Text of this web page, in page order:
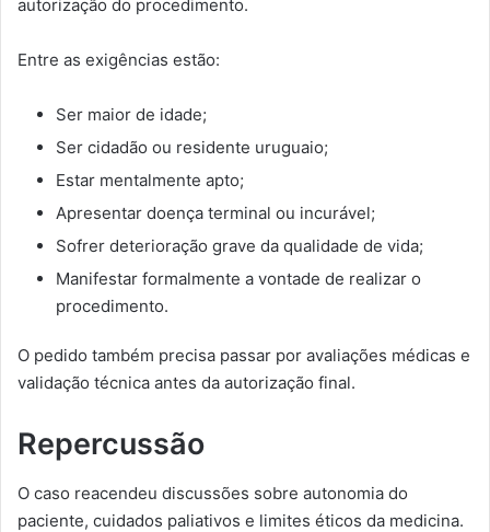
autorização do procedimento.
Entre as exigências estão:
Ser maior de idade;
Ser cidadão ou residente uruguaio;
Estar mentalmente apto;
Apresentar doença terminal ou incurável;
Sofrer deterioração grave da qualidade de vida;
Manifestar formalmente a vontade de realizar o
procedimento.
O pedido também precisa passar por avaliações médicas e
validação técnica antes da autorização final.
Repercussão
O caso reacendeu discussões sobre autonomia do
paciente, cuidados paliativos e limites éticos da medicina.